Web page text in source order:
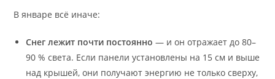
В январе всё иначе:
Снег лежит почти постоянно — и он отражает до 80–
90 % света. Если панели установлены на 15 см и выше
над крышей, они получают энергию не только сверху,